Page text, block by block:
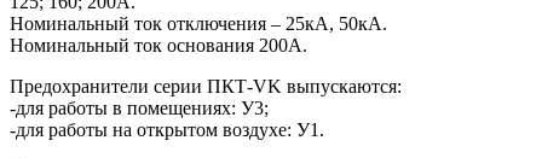
Номинальный ток отключения – 25кА, 50кА.
Номинальный ток основания 200А.
Предохранители серии ПКТ-VK выпускаются:
-для работы в помещениях: У3;
-для работы на открытом воздухе: У1.